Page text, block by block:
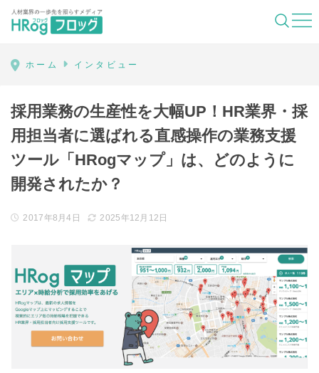
HRog | 人材業界の一歩先を照らすメディ
ホーム インタビュー
採用業務の生産性を大幅UP！HR業界・採
用担当者に選ばれる直感操作の業務支援
ツール「HRogマップ」は、どのように
開発されたか？
2017年8月4日 2025年12月12日